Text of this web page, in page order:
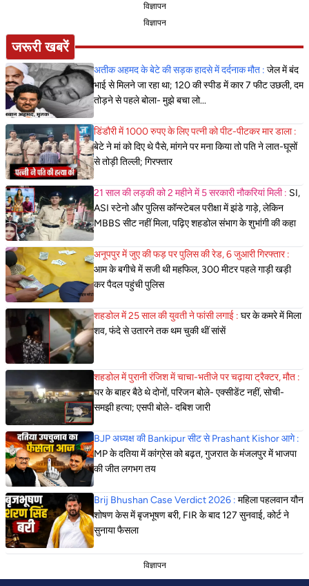
विज्ञापन
विज्ञापन
जरूरी खबरें
अतीक अहमद के बेटे की सड़क हादसे में दर्दनाक मौत : जेल में बंद
भाई से मिलने जा रहा था; 120 की स्पीड में कार 7 फीट उछली, दम
तोड़ने से पहले बोला- मुझे बचा लो...
डिंडौरी में 1000 रुपए के लिए पत्नी को पीट-पीटकर मार डाला :
बेटे ने मां को दिए थे पैसे, मांगने पर मना किया तो पति ने लात-घूसों
से तोड़ी तिल्ली; गिरफ्तार
21 साल की लड़की को 2 महीने में 5 सरकारी नौकरियां मिली : SI,
ASI स्टेनो और पुलिस कॉन्स्टेबल परीक्षा में झंडे गाड़े, लेकिन
MBBS सीट नहीं मिला, पढ़िए शहडोल संभाग के शुभांगी की कहा
अनूपपुर में जुए की फड़ पर पुलिस की रेड, 6 जुआरी गिरफ्तार :
आम के बगीचे में सजी थी महफिल, 300 मीटर पहले गाड़ी खड़ी
कर पैदल पहुंची पुलिस
शहडोल में 25 साल की युवती ने फांसी लगाई : घर के कमरे में मिला
शव, फंदे से उतारने तक थम चुकी थीं सांसें
शहडोल में पुरानी रंजिश में चाचा-भतीजे पर चढ़ाया ट्रैक्टर, मौत :
घर के बाहर बैठे थे दोनों, परिजन बोले- एक्सीडेंट नहीं, सोची-
समझी हत्या; एसपी बोले- दबिश जारी
BJP अध्यक्ष की Bankipur सीट से Prashant Kishor आगे :
MP के दतिया में कांग्रेस को बढ़त, गुजरात के मंजलपुर में भाजपा
की जीत लगभग तय
Brij Bhushan Case Verdict 2026 : महिला पहलवान यौन
शोषण केस में बृजभूषण बरी, FIR के बाद 127 सुनवाई, कोर्ट ने
सुनाया फैसला
विज्ञापन